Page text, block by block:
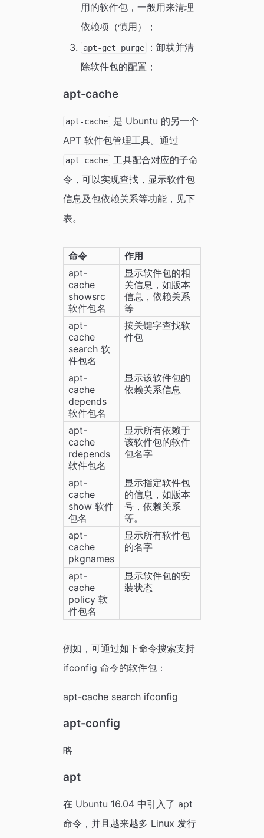
用的软件包，一般用来清理
依赖项（慎用）；
apt-get purge
：卸载并清
除软件包的配置；
apt-cache
apt-cache
是 Ubuntu 的另一个
APT 软件包管理工具。通过
apt-cache 工具配合对应的子命
令，可以实现查找，显示软件包
信息及包依赖关系等功能，见下
表。
命令
作用
apt-
cache
showsrc
软件包名
显示软件包的相
关信息，如版本
信息，依赖关系
等
apt-
cache
search 软
件包名
按关键字查找软
件包
apt-
cache
depends
软件包名
显示该软件包的
依赖关系信息
apt-
cache
rdepends
软件包名
显示所有依赖于
该软件包的软件
包名字
apt-
cache
show 软件
包名
显示指定软件包
的信息，如版本
号，依赖关系
等。
apt-
cache
pkgnames
显示所有软件包
的名字
apt-
cache
policy 软
件包名
显示软件包的安
装状态
例如，可通过如下命令搜索支持
ifconfig 命令的软件包：
apt-cache search ifconfig
apt-config
略
apt
在 Ubuntu 16.04 中引入了 apt
命令，并且越来越多 Linux 发行